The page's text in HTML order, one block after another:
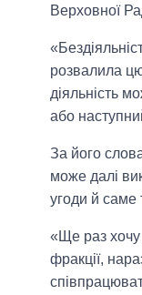
Верховної
розвалила цю
діяльність
або
За його
може далі
угоди й саме
«Ще раз хочу
фракції,